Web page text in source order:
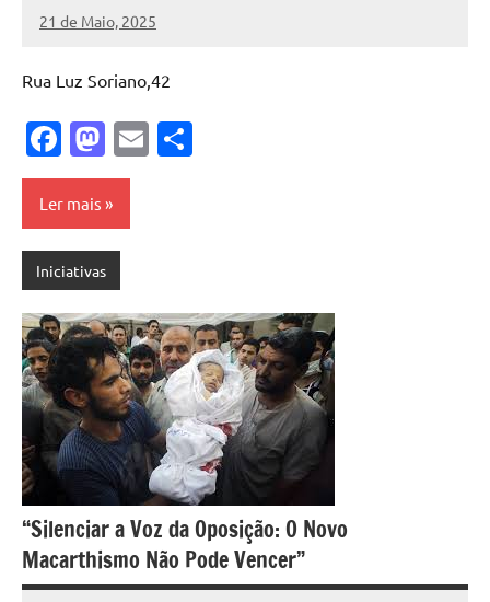
21 de Maio, 2025
Pedro
Rua Luz Soriano,42
Facebook
Mastodon
Email
Ler mais
Iniciativas
“Silenciar a Voz da Oposição: O Novo
Macarthismo Não Pode Vencer”